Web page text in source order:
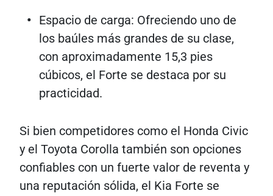
Espacio de carga: Ofreciendo uno de
los baúles más grandes de su clase,
con aproximadamente 15,3 pies
cúbicos, el Forte se destaca por su
practicidad.
Si bien competidores como el Honda Civic
y el Toyota Corolla también son opciones
confiables con un fuerte valor de reventa y
una reputación sólida, el Kia Forte se